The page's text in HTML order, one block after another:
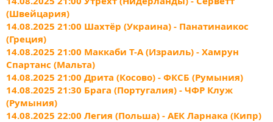
(Швейцария)
14.08.2025 21:00 Шахтёр (Украина) - Панатинаикос
(Греция)
14.08.2025 21:00 Маккаби Т-А (Израиль) - Хамрун
Спартанс (Мальта)
14.08.2025 21:00 Дрита (Косово) - ФКСБ (Румыния)
14.08.2025 21:30 Брага (Португалия) - ЧФР Клуж
(Румыния)
14.08.2025 22:00 Легия (Польша) - АЕК Ларнака (Кипр)